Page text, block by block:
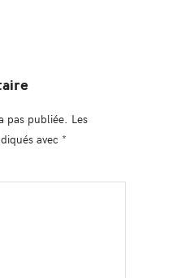
pas publiée. Les
avec *